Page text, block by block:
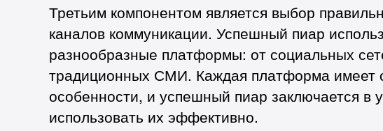
Третьим компонентом является выбор
каналов коммуникации. Успешный пиар
разнообразные платформы: от социальных
традиционных СМИ. Каждая платформа имеет
особенности, и успешный пиар заключается в
использовать их эффективно.